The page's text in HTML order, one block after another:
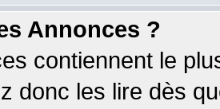
Annonces ?
contiennent le
donc les lire dès